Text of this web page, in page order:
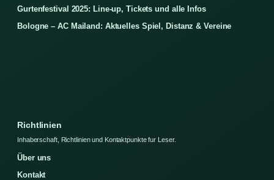
Gurtenfestival 2025: Line-up, Tickets und alle Infos
Bologne – AC Mailand: Aktuelles Spiel, Distanz & Vereine
Richtlinien
Inhaberschaft, Richtlinien und Kontaktpunkte fur Leser.
Über uns
Kontakt